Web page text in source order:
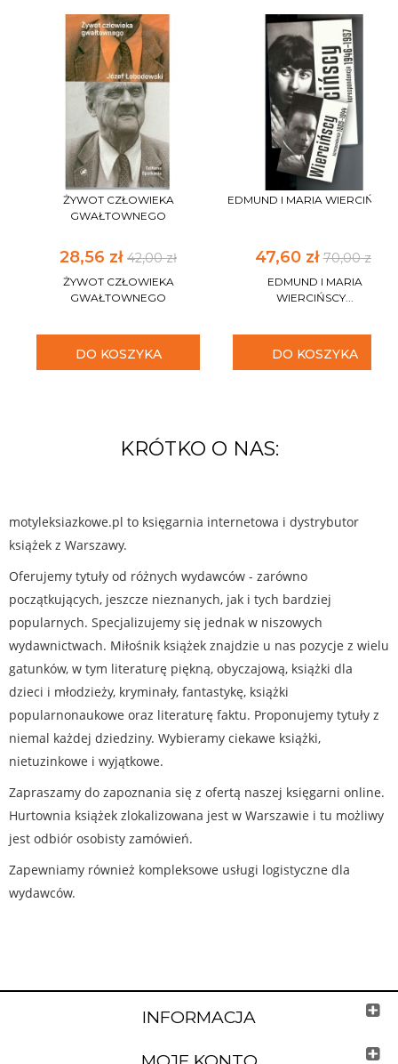
ŻYWOT CZŁOWIEKA
GWAŁTOWNEGO
28,56 zł 42,00 zł
ŻYWOT CZŁOWIEKA
GWAŁTOWNEGO
DO KOSZYKA
EDMUND I MARIA
47,60 zł70,00 zł
EDMUND I MARIA
WIERCIŃSCY...
DO KOSZYKA
KRÓTKO O NAS:
motyleksiazkowe.pl to księgarnia internetowa i dystrybutor
książek z Warszawy.
Oferujemy tytuły od różnych wydawców - zarówno
początkujących, jeszcze nieznanych, jak i tych bardziej
popularnych. Specjalizujemy się jednak w niszowych
wydawnictwach. Miłośnik książek znajdzie u nas pozycje z wielu
gatunków, w tym literaturę piękną, obyczajową, książki dla
dzieci i młodzieży, kryminały, fantastykę, książki
popularnonaukowe oraz literaturę faktu. Proponujemy tytuły z
niemal każdej dziedziny. Wybieramy ciekawe książki,
nietuzinkowe i wyjątkowe.
Zapraszamy do zapoznania się z ofertą naszej księgarni online.
Hurtownia książek zlokalizowana jest w Warszawie i tu możliwy
jest odbiór osobisty zamówień.
Zapewniamy również kompleksowe usługi logistyczne dla
wydawców.
INFORMACJA